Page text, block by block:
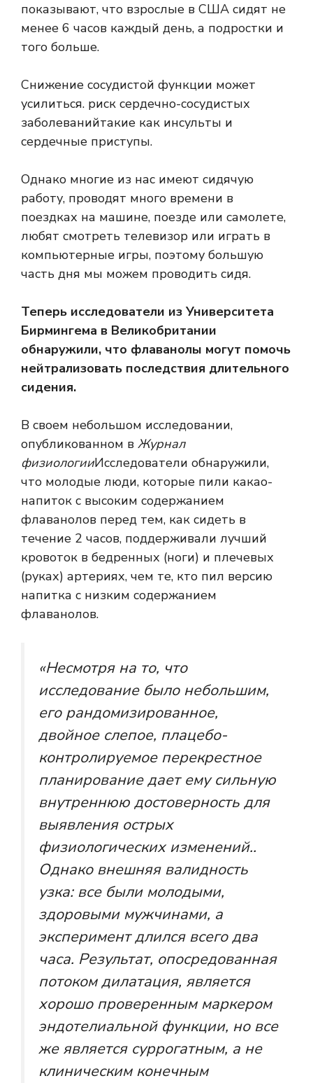
показывают, что взрослые в США сидят не
менее 6 часов каждый день, а подростки и
того больше.
Снижение сосудистой функции может
усилиться. риск сердечно-сосудистых
заболеванийтакие как инсульты и
сердечные приступы.
Однако многие из нас имеют сидячую
работу, проводят много времени в
поездках на машине, поезде или самолете,
любят смотреть телевизор или играть в
компьютерные игры, поэтому большую
часть дня мы можем проводить сидя.
Теперь исследователи из Университета
Бирмингема в Великобритании
обнаружили, что флаванолы могут помочь
нейтрализовать последствия длительного
сидения.
В своем небольшом исследовании,
опубликованном в Журнал
физиологииИсследователи обнаружили,
что молодые люди, которые пили какао-
напиток с высоким содержанием
флаванолов перед тем, как сидеть в
течение 2 часов, поддерживали лучший
кровоток в бедренных (ноги) и плечевых
(руках) артериях, чем те, кто пил версию
напитка с низким содержанием
флаванолов.
«Несмотря на то, что
исследование было небольшим,
его рандомизированное,
двойное слепое, плацебо-
контролируемое перекрестное
планирование дает ему сильную
внутреннюю достоверность для
выявления острых
физиологических изменений..
Однако внешняя валидность
узка: все были молодыми,
здоровыми мужчинами, а
эксперимент длился всего два
часа. Результат, опосредованная
потоком дилатация, является
хорошо проверенным маркером
эндотелиальной функции, но все
же является суррогатным, а не
клиническим конечным